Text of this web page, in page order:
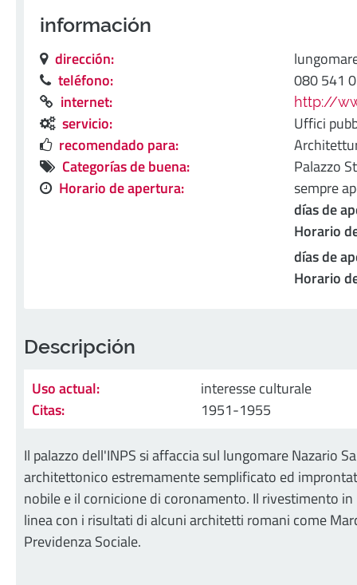
información
dirección:
teléfono:
080 541
internet:
http://
servicio:
Uffici
recomendado para:
Categorías de buena:
Palazzo
Horario de apertura:
sempre
días de
Horario
días de
Horario
Descripción
Uso actual:
interesse culturale
Citas:
1951-1955
Il palazzo dell'INPS si affaccia sul lungomare Nazario
architettonico estremamente semplificato ed
nobile e il cornicione di coronamento. Il rivestimento
linea con i risultati di alcuni architetti romani come
Previdenza Sociale.